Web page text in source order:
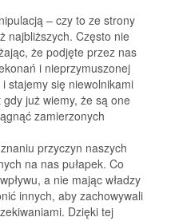
– czy to ze strony
najbliższych. Często nie
że podjęte przez nas
i nieprzymuszonej
stajemy się niewolnikami
już wiemy, że są one
zamierzonych
przyczyn naszych
na nas pułapek. Co
a nie mając władzy
innych, aby zachowywali
Dzięki tej